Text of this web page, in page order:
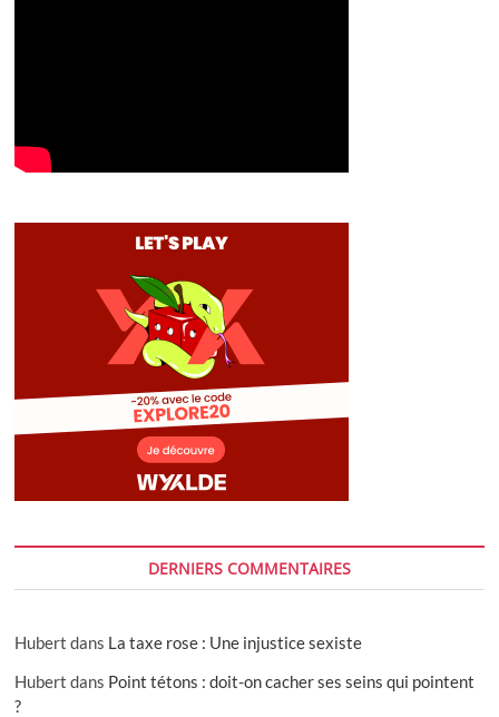
DERNIERS COMMENTAIRES
Hubert dans La taxe rose : Une injustice sexiste
Hubert dans Point tétons : doit-on cacher ses seins qui pointent
?